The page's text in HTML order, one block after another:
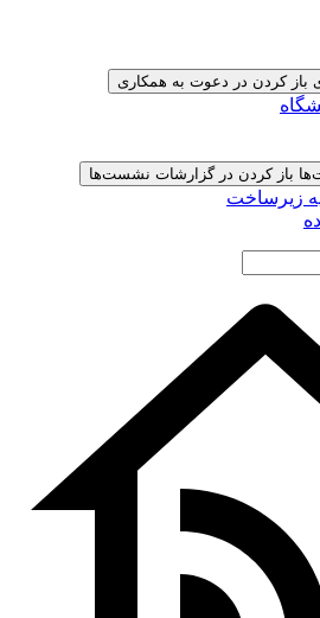
باز کردن در دعوت به همکاری
باز کردن در گزارشات نشست‌ها
زیرساخت